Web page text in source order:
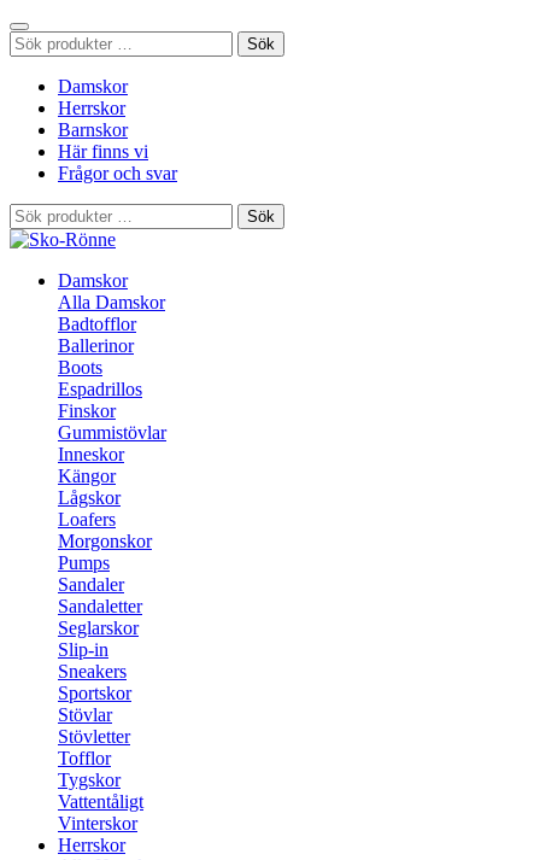
Sök
efter:
Sök
Damskor
Herrskor
Barnskor
Här finns vi
Frågor och svar
Sök
efter:
Sök
Damskor
Alla Damskor
Badtofflor
Ballerinor
Boots
Espadrillos
Finskor
Gummistövlar
Inneskor
Kängor
Lågskor
Loafers
Morgonskor
Pumps
Sandaler
Sandaletter
Seglarskor
Slip-in
Sneakers
Sportskor
Stövlar
Stövletter
Tofflor
Tygskor
Vattentåligt
Vinterskor
Herrskor